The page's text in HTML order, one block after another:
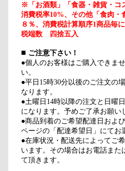
※「お酒類」「食器・雑貨・コ
消費税率10%、その他「食肉・
８％、消費税計算順序1商品毎
税端数 四捨五入
■ ご注意下さい！
●個人のお客様はご購入できま
い。
●平日15時30分以後のご注文の
なります。
●土曜日14時以降の注文と日曜
になります。予めご了承お願い
●商品到着のご希望配達日およ
ページの「配達希望日」にてお
●在庫状況・配送先によってご
います。その場合はお電話また
て頂きます。